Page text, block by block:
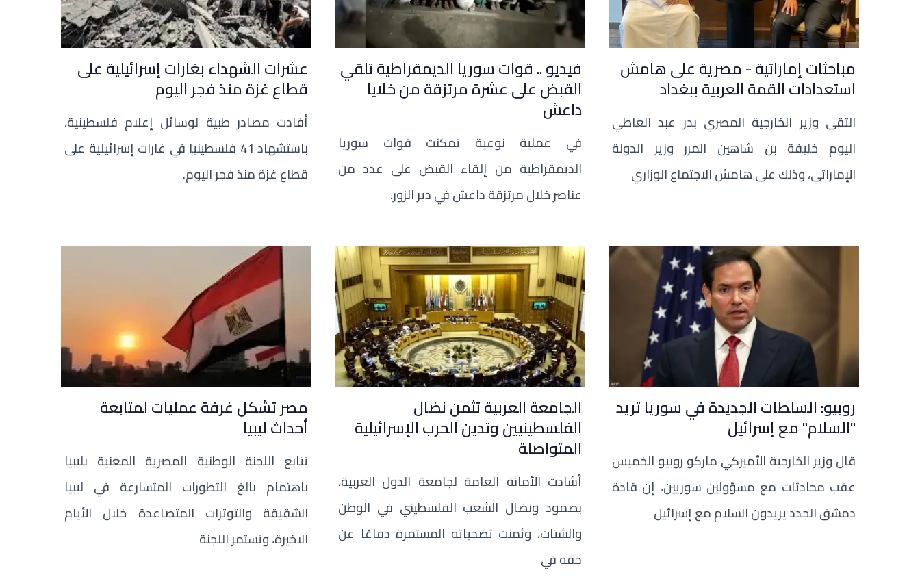
مباحثات إماراتية - مصرية على هامش
استعدادات القمة العربية ببغداد
التقى وزير الخارجية المصري بدر عبد العاطي
اليوم خليفة بن شاهين المرر وزير الدولة
الإماراتي، وذلك على هامش الاجتماع الوزاري
فيديو .. قوات سوريا الديمقراطية تلقي
القبض على عشرة مرتزقة من خلايا
داعش
في عملية نوعية تمكنت قوات سوريا
الديمقراطية من إلقاء القبض على عدد من
عناصر خلال مرتزقة داعش في دير الزور.
عشرات الشهداء بغارات إسرائيلية على
قطاع غزة منذ فجر اليوم
أفادت مصادر طبية لوسائل إعلام فلسطينية،
باستشهاد 41 فلسطينيا في غارات إسرائيلية على
قطاع غزة منذ فجر اليوم.
روبيو: السلطات الجديدة في سوريا تريد
"السلام" مع إسرائيل
قال وزير الخارجية الأميركي ماركو روبيو الخميس
عقب محادثات مع مسؤولين سوريين، إن قادة
دمشق الجدد يريدون السلام مع إسرائيل
الجامعة العربية تثمن نضال
الفلسطينيين وتدين الحرب الإسرائيلية
المتواصلة
أشادت الأمانة العامة لجامعة الدول العربية،
بصمود ونضال الشعب الفلسطيني في الوطن
والشتات، وثمنت تضحياته المستمرة دفاعًا عن
حقه في
مصر تشكل غرفة عمليات لمتابعة
أحداث ليبيا
تتابع اللجنة الوطنية المصرية المعنية بليبيا
باهتمام بالغ التطورات المتسارعة في ليبيا
الشقيقة والتوترات المتصاعدة خلال الأيام
الاخيرة، وتستمر اللجنة